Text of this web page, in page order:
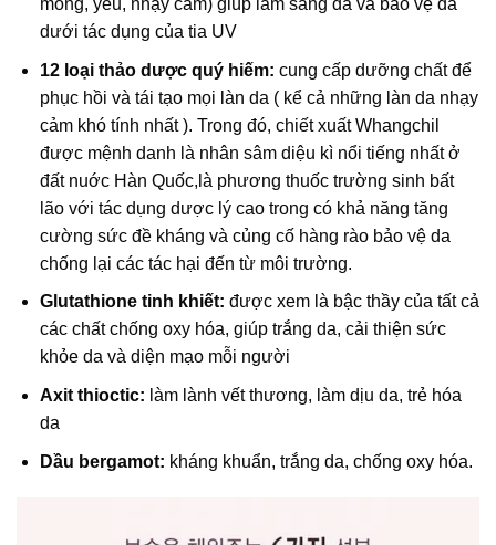
mỏng, yếu, nhạy cảm) giúp làm sáng da và bảo vệ da
dưới tác dụng của tia UV
12 loại thảo dược quý hiếm: cung cấp dưỡng chất để
phục hồi và tái tạo mọi làn da ( kể cả những làn da nhạy
cảm khó tính nhất ). Trong đó, chiết xuất Whangchil
được mệnh danh là nhân sâm diệu kì nổi tiếng nhất ở
đất nuớc Hàn Quốc,là phương thuốc trường sinh bất
lão với tác dụng dược lý cao trong có khả năng tăng
cường sức đề kháng và củng cố hàng rào bảo vệ da
chống lại các tác hại đến từ môi trường.
Glutathione tinh khiết: được xem là bậc thầy của tất cả
các chất chống oxy hóa, giúp trắng da, cải thiện sức
khỏe da và diện mạo mỗi người
Axit thioctic: làm lành vết thương, làm dịu da, trẻ hóa
da
Dầu bergamot: kháng khuẩn, trắng da, chống oxy hóa.